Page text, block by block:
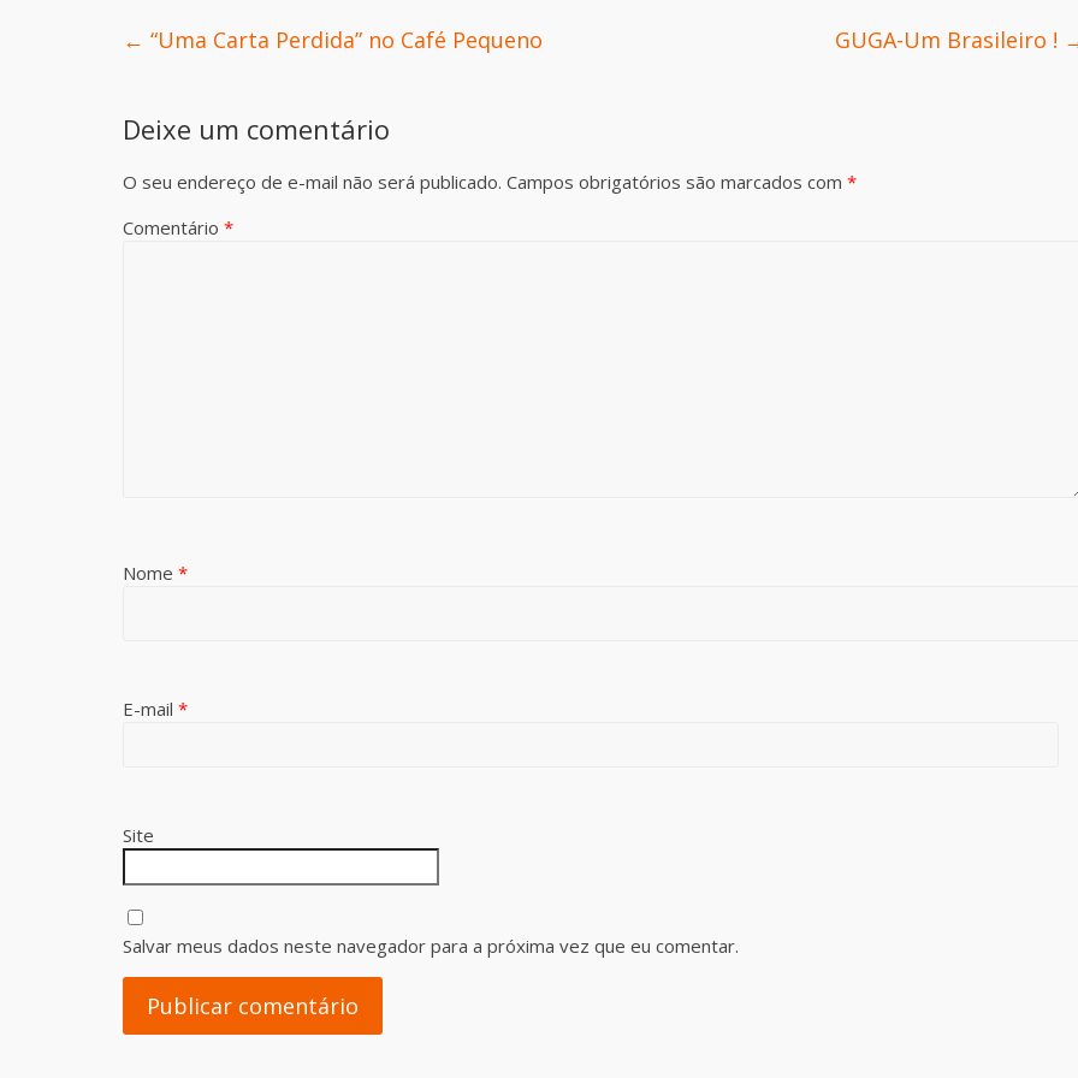
← “Uma Carta Perdida” no Café Pequeno GUGA-Um Brasileiro !
Deixe um comentário
O seu endereço de e-mail não será publicado. Campos obrigatórios são marcados com *
Comentário *
Nome *
E-mail *
Site
Salvar meus dados neste navegador para a próxima vez que eu comentar.